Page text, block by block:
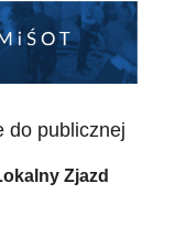
do publicznej
Zjazd